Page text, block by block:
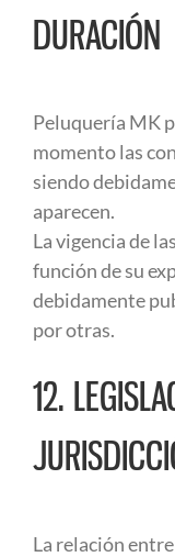
DURACIÓN
Peluquería MK
momento las
siendo
aparecen.
La vigencia de
función de su
debidamente
por otras.
12.
La relación